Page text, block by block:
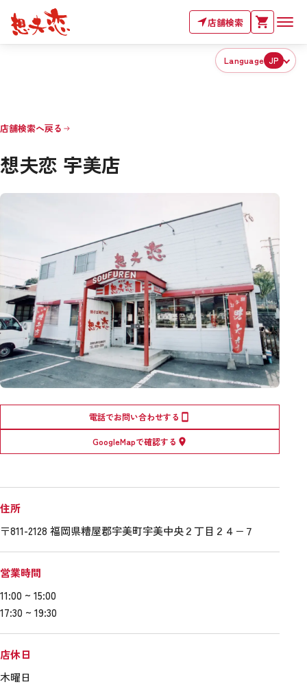
店舗検索
Language JP
店舗検索へ戻る
想夫恋 宇美店
電話でお問い合わせする
GoogleMapで確認する
住所
〒811-2128 福岡県糟屋郡宇美町宇美中央２丁目２４−７
営業時間
11:00 ~ 15:00
17:30 ~ 19:30
店休日
木曜日